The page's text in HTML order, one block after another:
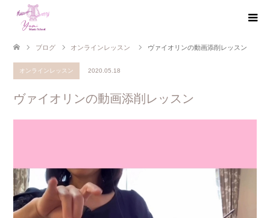
ブログ オンラインレッスン ヴァイオリンの動画添削レッスン
オンラインレッスン 2020.05.18
ヴァイオリンの動画添削レッスン